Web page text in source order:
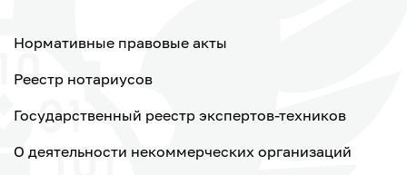
Нормативные правовые акты
Реестр нотариусов
Государственный реестр экспертов-техников
О деятельности некоммерческих организаций